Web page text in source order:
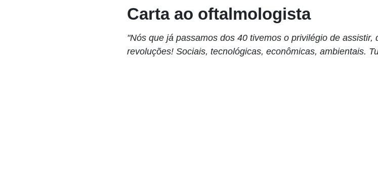
Carta ao oftalmologista
"Nós que já passamos dos 40 tivemos o privilégio de
revoluções! Sociais, tecnológicas, econômicas, ambientais.